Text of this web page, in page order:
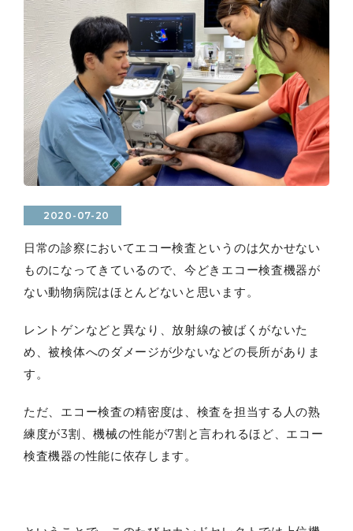
2020-07-20
日常の診察においてエコー検査というのは欠かせない
ものになってきているので、今どきエコー検査機器が
ない動物病院はほとんどないと思います。
レントゲンなどと異なり、放射線の被ばくがないた
め、被検体へのダメージが少ないなどの長所がありま
す。
ただ、エコー検査の精密度は、検査を担当する人の熟
練度が3割、機械の性能が7割と言われるほど、エコー
検査機器の性能に依存します。